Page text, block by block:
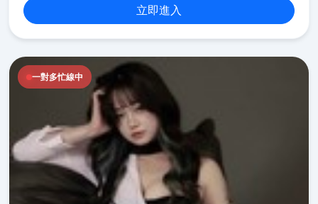
立即進入
一對多忙線中